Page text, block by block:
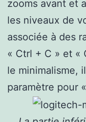
zooms avant et
les niveaux de
associée à des
« Ctrl + C » et «
le minimalisme,
paramètre pour